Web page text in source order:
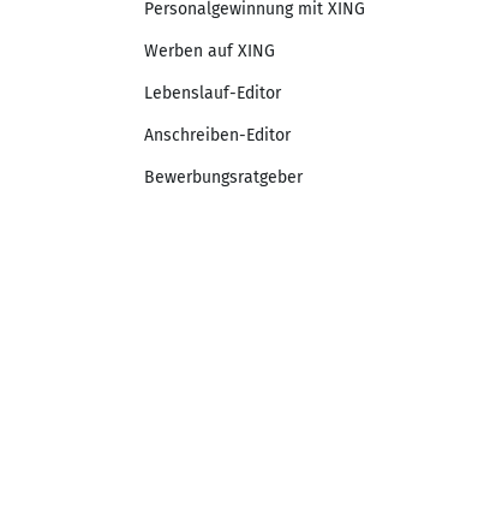
Personalgewinnung mit XING
Werben auf XING
Lebenslauf-Editor
Anschreiben-Editor
Bewerbungsratgeber